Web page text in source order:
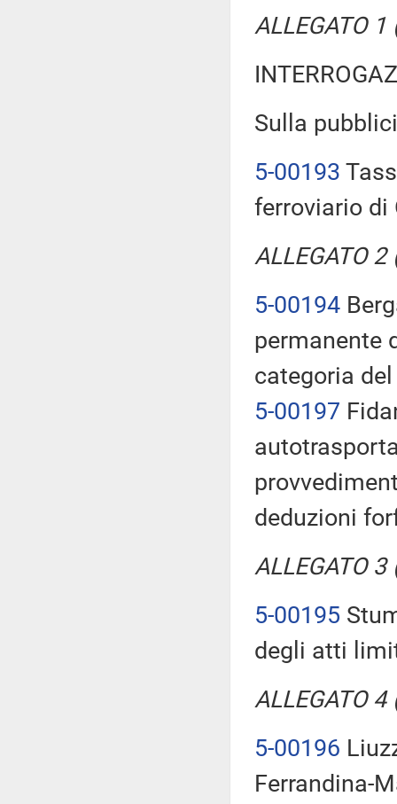
ALLEGATO
Sulla
5-00193
ferroviario di
ALLEGATO
5-00194
permanente
categoria
5-00197
deduzioni
ALLEGATO
5-00195
degli atti
ALLEGATO
5-00196
Ferrandina-